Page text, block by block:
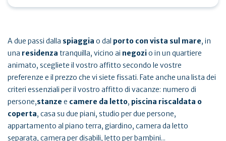
A due passi dalla spiaggia o dal porto con vista sul mare, in
una residenza tranquilla, vicino ai negozio in un quartiere
animato, scegliete il vostro affitto secondo le vostre
preferenze e il prezzo che vi siete fissati. Fate anche una lista dei
criteri essenziali per il vostro affitto di vacanze: numero di
persone,stanze e camere da letto, piscina riscaldata o
coperta, casa su due piani, studio per due persone,
appartamento al piano terra, giardino, camera da letto
separata, camera per disabili, letto per bambini...